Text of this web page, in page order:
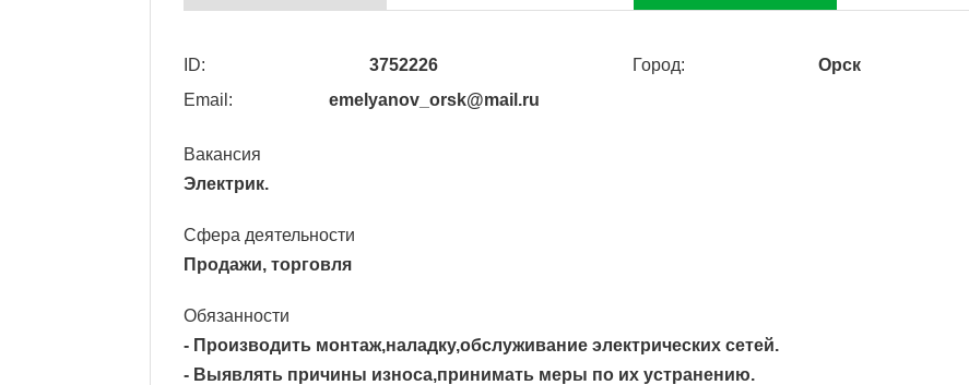
ID: 3752226 Город:
Орск
Email:
emelyanov_orsk@mail.ru
Вакансия
Электрик.
Сфера деятельности
Продажи, торговля
Обязанности
- Производить монтаж,наладку,обслуживание электрических сетей.
- Выявлять причины износа,принимать меры по их устранению.